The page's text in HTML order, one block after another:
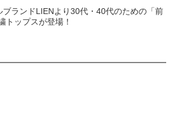
ブランドLIENより30代・40代のための「前
トップスが登場！